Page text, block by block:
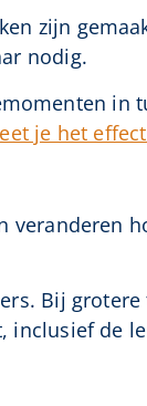
zijn
nodig.
in
je het
Bij
inclusief de